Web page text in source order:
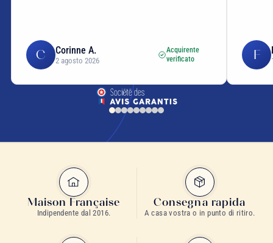
C Corinne A.
2 agosto 2026
Acquirente
verificato
F
Maison Française
Indipendente dal 2016.
Consegna rapida
A casa vostra o in punto di ritiro.